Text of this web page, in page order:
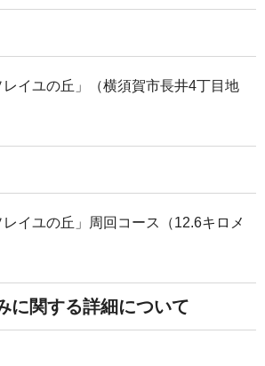
イユの丘」（横須賀市長井4丁目地
イユの丘」周回コース（12.6キロメ
に関する詳細について